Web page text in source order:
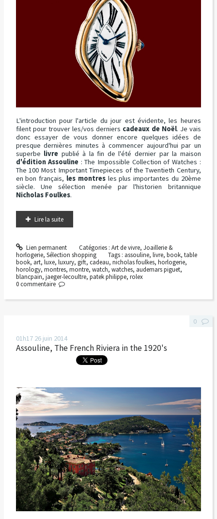
L'introduction pour l'article du jour est évidente, les heures
filent pour trouver les/vos derniers cadeaux de Noël. Je vais
donc essayer de vous donner encore quelques idées de
presque dernières minutes à commencer aujourd'hui par un
superbe livre publié à la fin de l'été dernier par la maison
d'édition Assouline : The Impossible Collection of Watches :
The 100 Most Important Timepieces of the Twentieth Century,
en bon français, les montresles plus importantes du 20ème
siècle. Une sélection menée par l'historien britannique
Nicholas Foulkes.
Lire la suite
Lien permanent Catégories : Art de vivre, Joaillerie &
horlogerie, Sélection shopping Tags : assouline,livre,book,table
book, art, luxe, luxury, gift, cadeau, nicholas foulkes, horlogerie,
horology, montres, montre, watch, watches, audemars piguet,
blancpain, jaeger-lecoultre, patek philippe, rolex
0 commentaire
01h17 26 juin 2014
Assouline, The French Riviera in the 1920's
0